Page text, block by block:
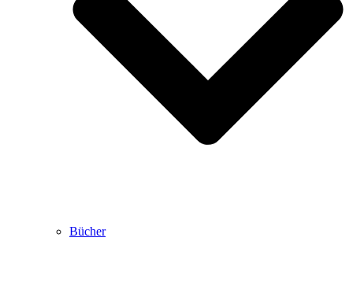
Bücher